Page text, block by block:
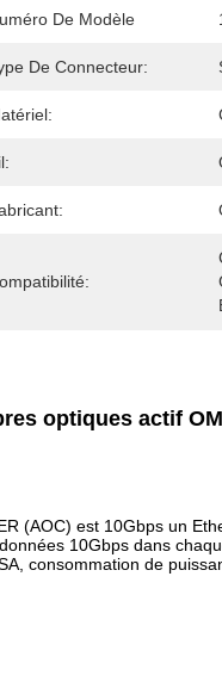
De Modèle
De Connecteur:
optiques actif
(AOC) est 10Gbps un
10Gbps dans
consommation de